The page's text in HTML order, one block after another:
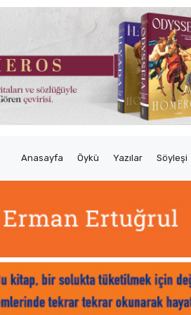
Anasayfa Öykü Yazılar Söyleşi